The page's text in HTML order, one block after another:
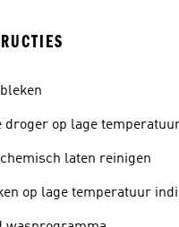
droger op lage
laten reinigen
op lage temperatuur